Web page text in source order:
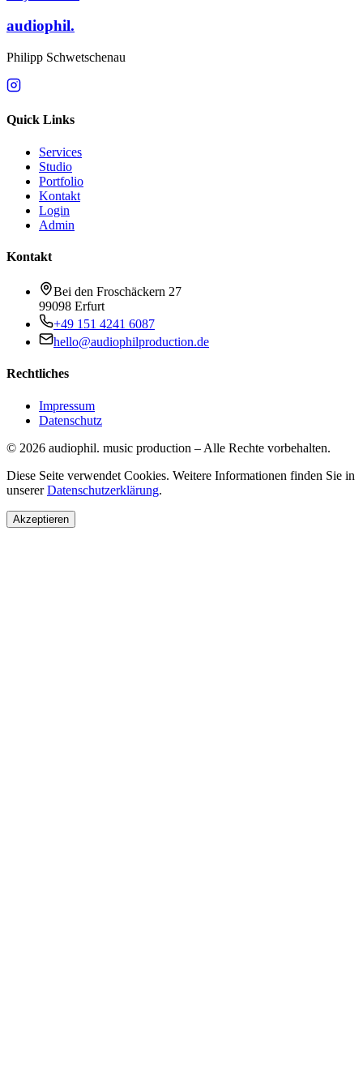
audiophil.
Philipp Schwetschenau
Quick Links
Services
Studio
Portfolio
Kontakt
Login
Admin
Kontakt
Bei den Froschäckern 27
99098 Erfurt
+49 151 4241 6087
hello@audiophilproduction.de
Rechtliches
Impressum
Datenschutz
© 2026 audiophil. music production – Alle Rechte vorbehalten.
Diese Seite verwendet Cookies. Weitere Informationen finden Sie in
unsererDatenschutzerklärung.
Akzeptieren